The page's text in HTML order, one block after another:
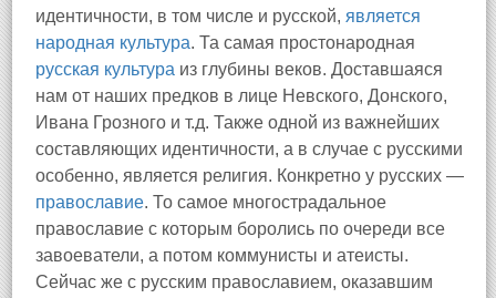
идентичности, в том числе и русской, является
народная культура. Та самая простонародная
русская культура из глубины веков. Доставшаяся
нам от наших предков в лице Невского, Донского,
Ивана Грозного и т.д. Также одной из важнейших
составляющих идентичности, а в случае с русскими
особенно, является религия. Конкретно у русских —
православие. То самое многострадальное
православие с которым боролись по очереди все
завоеватели, а потом коммунисты и атеисты.
Сейчас же с русским православием, оказавшим